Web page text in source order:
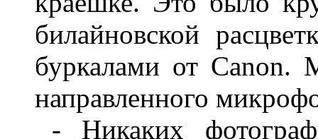
билайновской
буркалами от Canon.
направленного
- Никаких